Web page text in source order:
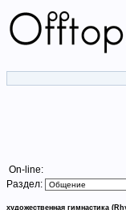
On-line:
Раздел:
художественная гимнастика